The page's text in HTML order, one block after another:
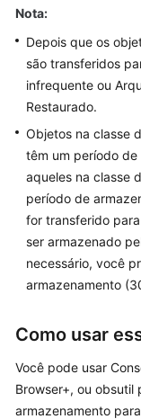
Guide
(obsutil)
(Ankara
Region)
Guide
(Leaving
soon.
Moving
to
User
Guide.)
You
Start
Storage
Nota:
Depois que os
são transferidos
infrequente ou
Restaurado.
Objetos na classe
têm um período
aqueles na classe
período de
for transferido
ser armazenado
necessário, você
armazenamento
Como usar
Você pode usar
Browser+, ou obsutil
armazenamento